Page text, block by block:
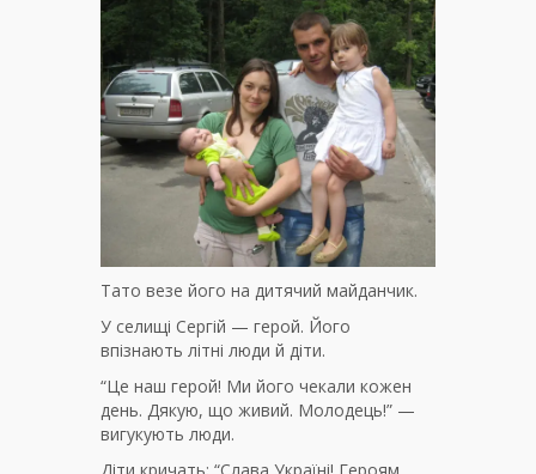
Тато везе його на дитячий майданчик.
У селищі Сергій — герой. Його
впізнають літні люди й діти.
“Це наш герой! Ми його чекали кожен
день. Дякую, що живий. Молодець!” —
вигукують люди.
Діти кричать: “Слава Україні! Героям